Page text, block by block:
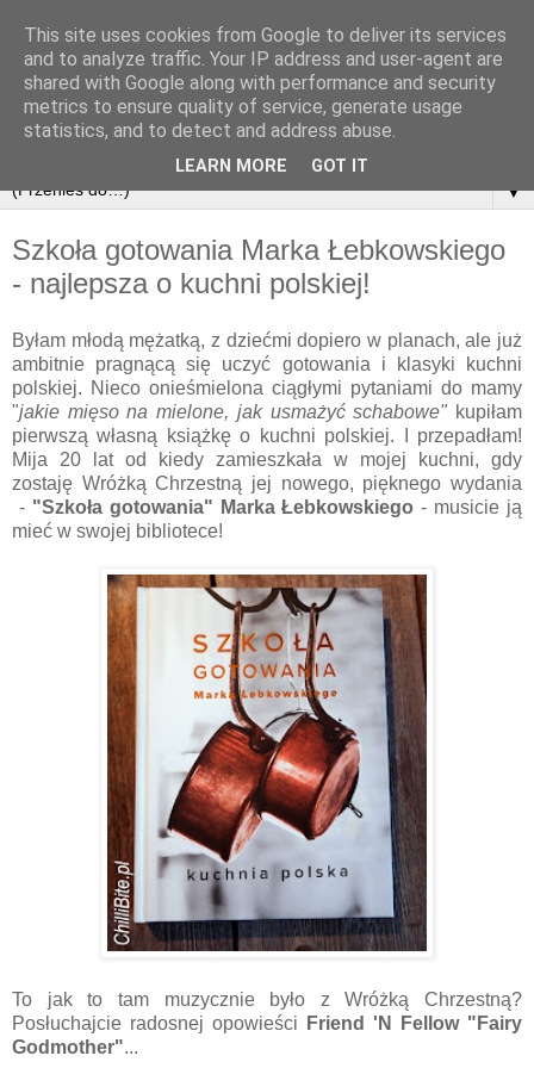
▼
Szkoła gotowania Marka Łebkowskiego
- najlepsza o kuchni polskiej!
Byłam młodą mężatką, z dziećmi dopiero w planach, ale już
ambitnie pragnącą się uczyć gotowania i klasyki kuchni
polskiej. Nieco onieśmielona ciągłymi pytaniami do mamy
"jakie mięso na mielone, jak usmażyć schabowe" kupiłam
pierwszą własną książkę o kuchni polskiej. I przepadłam!
Mija 20 lat od kiedy zamieszkała w mojej kuchni, gdy
zostaję Wróżką Chrzestną jej nowego, pięknego wydania
- "Szkoła gotowania" Marka Łebkowskiego - musicie ją
mieć w swojej bibliotece!
To jak to tam muzycznie było z Wróżką Chrzestną?
Posłuchajcie radosnej opowieści
Friend 'N Fellow "Fairy
Godmother"...
This site uses cookies from Google to deliver its services
and to analyze traffic. Your IP address and user-agent are
shared with Google along with performance and security
metrics to ensure quality of service, generate usage
statistics, and to detect and address abuse.
LEARN MORE GOT IT